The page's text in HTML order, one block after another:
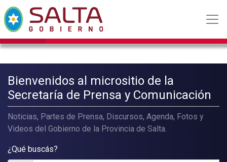
Bienvenidos al micrositio de la
Secretaría de Prensa y Comunicación
Noticias, Partes de Prensa, Discursos, Agenda, Fotos y
Videos del Gobierno de la Provincia de Salta.
¿Qué buscás?